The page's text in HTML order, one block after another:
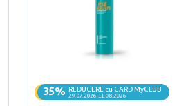
35% REDUCERE cu CARD MyCLUB
29.07.2026-11.08.2026